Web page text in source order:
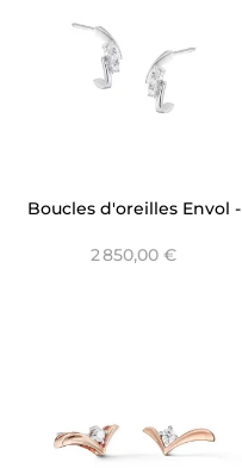
Boucles d'oreilles Envol -
2 850,00 €